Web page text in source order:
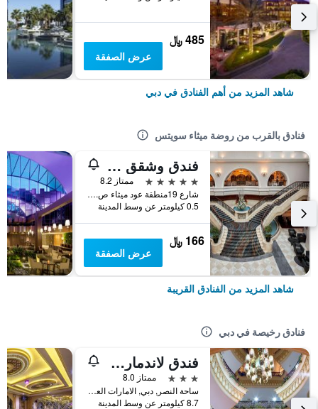
485 ﷼
عرض الصفقة
شاهد المزيد من أهم الفنادق في دبي
فنادق بالقرب من روضة ميثاء سويتس
فندق وشقق موڤنبيك بر دبي
5 نجوم
ممتاز 8.2
شارع 19منطقة عود ميثاء ص.ب 32733, دبي, الامارات العربية المتحدة
0.5 كيلومتر عن وسط المدينة
166 ﷼
عرض الصفقة
شاهد المزيد من الفنادق القريبة
فنادق رخيصة في دبي
فندق لاندمارك بلازا
3 نجوم
ممتاز 8.0
ساحة النصر, دبي, الامارات العربية المتحدة
8.7 كيلومتر عن وسط المدينة